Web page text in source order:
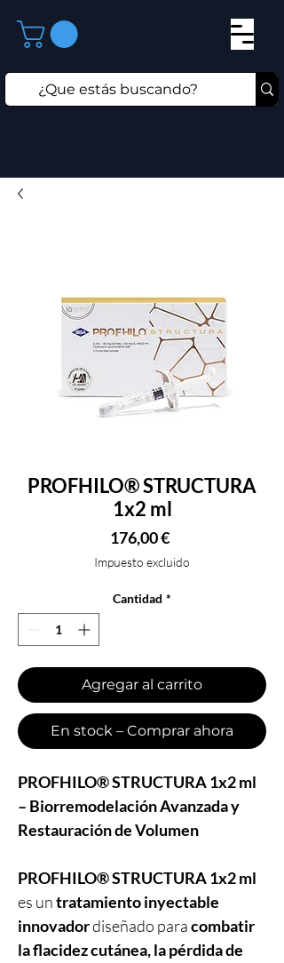
PROFHILO® STRUCTURA
1x2 ml
176,00 €Precio
Impuesto excluido
Cantidad *
Agregar al carrito
En stock – Comprar ahora
PROFHILO® STRUCTURA 1x2 ml
– Biorremodelación Avanzada y
Restauración de Volumen
PROFHILO® STRUCTURA 1x2 ml
es untratamiento inyectable
innovadordiseñado paracombatir
la flacidez cutánea, la pérdida de